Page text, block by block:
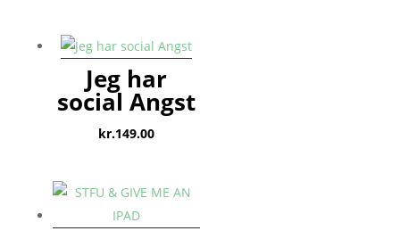
Jeg har
social Angst
kr.149.00